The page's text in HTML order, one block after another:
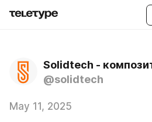
@solidtech
May 11, 2025